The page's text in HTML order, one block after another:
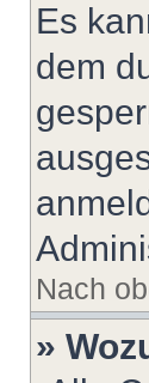
Es
dem
Nach
»